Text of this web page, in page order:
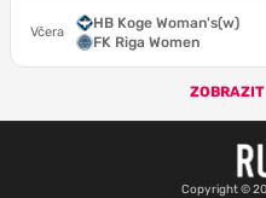
Včera
HB Koge Woman's(w)
FK Riga Women
Copyright ©